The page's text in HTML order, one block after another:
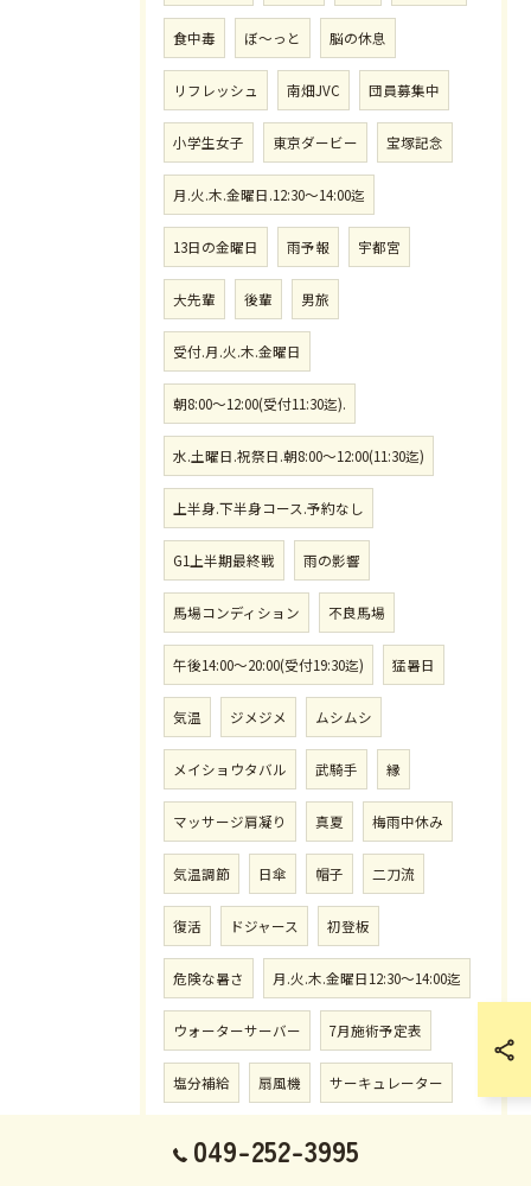
食中毒 ぼ〜っと 脳の休息
リフレッシュ 南畑JVC 団員募集中
小学生女子 東京ダービー 宝塚記念
月.火.木.金曜日.12:30〜14:00迄
13日の金曜日 雨予報 宇都宮
大先輩 後輩 男旅
受付.月.火.木.金曜日
朝8:00〜12:00(受付11:30迄).
水.土曜日.祝祭日.朝8:00〜12:00(11:30迄)
上半身.下半身コース.予約なし
G1上半期最終戦 雨の影響
馬場コンディション 不良馬場
午後14:00〜20:00(受付19:30迄) 猛暑日
気温 ジメジメ ムシムシ
メイショウタバル 武騎手 縁
マッサージ肩凝り 真夏 梅雨中休み
気温調節 日傘 帽子 二刀流
復活 ドジャース 初登板
危険な暑さ 月.火.木.金曜日12:30〜14:00迄
ウォーターサーバー 7月施術予定表
塩分補給 扇風機 サーキュレーター
049-252-3995